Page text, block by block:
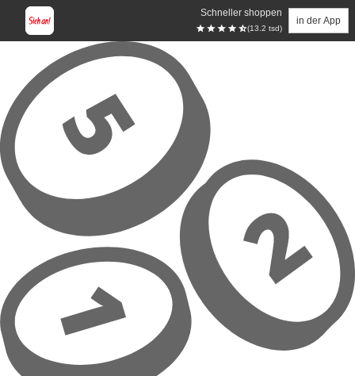
Schneller shoppen
(13.2 tsd)
in der App
Zum Hauptinhalt springen